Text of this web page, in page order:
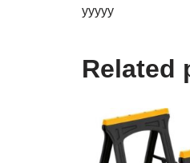
yyyyy
Related